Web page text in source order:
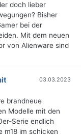
doch lieber
Bisher
bei der
Mit dem neuen
von Alienware sind
03.03.2023
brandneue
Modelle mit den
Serie endlich
m18 im schicken